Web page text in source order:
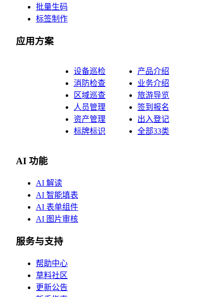
批量生码
标签制作
应用方案
设备巡检
消防检查
区域巡查
人员管理
资产管理
标牌标识
产品介绍
业务介绍
旅游导览
签到报名
出入登记
全部33类
AI 功能
AI 解读
AI 智能填表
AI 表单组件
AI 图片审核
服务与支持
帮助中心
草料社区
更新公告